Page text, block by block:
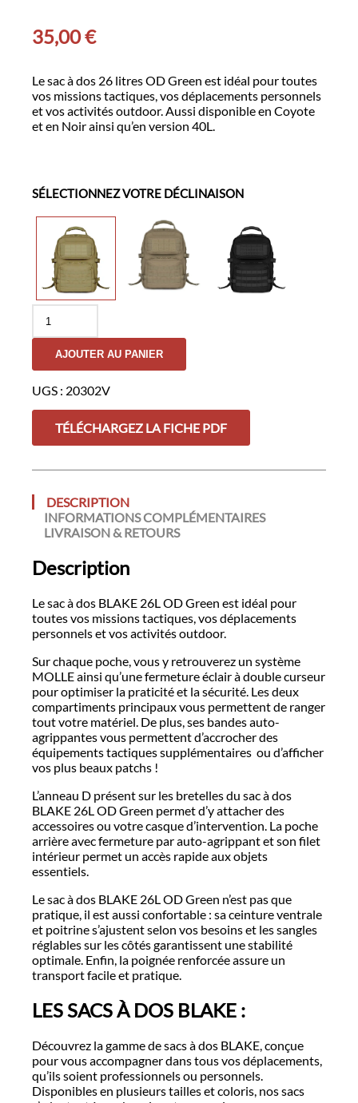
35,00€
Le sac à dos 26 litres OD Green est idéal pour toutes
vos missions tactiques, vos déplacements personnels
et vos activités outdoor. Aussi disponible en Coyote
et en Noir ainsi qu’en version 40L.
SÉLECTIONNEZ VOTRE DÉCLINAISON
quantité
Sac
dos
BLAKE
Green
AJOUTER AU PANIER
UGS : 20302V
TÉLÉCHARGEZ LA FICHE PDF
DESCRIPTION
INFORMATIONS COMPLÉMENTAIRES
LIVRAISON & RETOURS
Description
Le sac à dos BLAKE 26L OD Green est idéal pour
toutes vos missions tactiques, vos déplacements
personnels et vos activités outdoor.
Sur chaque poche, vous y retrouverez un système
MOLLE ainsi qu’une fermeture éclair à double curseur
pour optimiser la praticité et la sécurité. Les deux
compartiments principaux vous permettent de ranger
tout votre matériel. De plus, ses bandes auto-
agrippantes vous permettent d’accrocher des
équipements tactiques supplémentaires ou d’afficher
vos plus beaux patchs !
L’anneau D présent sur les bretelles du sac à dos
BLAKE 26L OD Green permet d’y attacher des
accessoires ou votre casque d’intervention. La poche
arrière avec fermeture par auto-agrippant et son filet
intérieur permet un accès rapide aux objets
essentiels.
Le sac à dos BLAKE 26L OD Green n’est pas que
pratique, il est aussi confortable : sa ceinture ventrale
et poitrine s’ajustent selon vos besoins et les sangles
réglables sur les côtés garantissent une stabilité
optimale. Enfin, la poignée renforcée assure un
transport facile et pratique.
LES SACS À DOS BLAKE :
Découvrez la gamme de sacs à dos BLAKE, conçue
pour vous accompagner dans tous vos déplacements,
qu’ils soient professionnels ou personnels.
Disponibles en plusieurs tailles et coloris, nos sacs